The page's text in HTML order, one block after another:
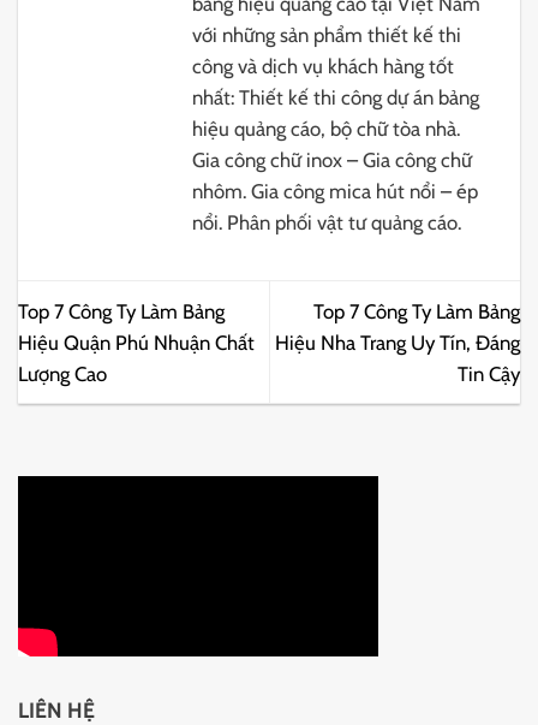
với những sản phẩm thiết kế thi
công và dịch vụ khách hàng tốt
nhất: Thiết kế thi công dự án bảng
hiệu quảng cáo, bộ chữ tòa nhà.
Gia công chữ inox – Gia công chữ
nhôm. Gia công mica hút nổi – ép
nổi. Phân phối vật tư quảng cáo.
Top 7 Công Ty Làm Bảng
Hiệu Quận Phú Nhuận Chất
Lượng Cao
Top 7 Công Ty Làm Bảng
Hiệu Nha Trang Uy Tín, Đáng
Tin Cậy
LIÊN HỆ